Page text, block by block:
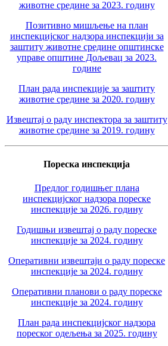
животне средине за 2023. годину
Позитивно мишљење на план
инспекцијског надзора инспекцији за
заштиту животне средине општинске
управе општине Дољевац за 2023.
године
План рада инспекције за заштиту
животне средине за 2020. годину
Извештај о раду инспектора за заштиту
животне средине за 2019. годину
Пореска инспекција
Предлог годишњег плана
инспекцијског надзора пореске
инспекције за 2026. годину
Годишњи извештај о раду пореске
инспекције за 2024. годину
Оперативни извештаји о раду пореске
инспекције за 2024. годину
Оперативни планови о раду пореске
инспекције за 2024. годину
План рада инспекцијског надзора
пореског одељења за 2025. годину